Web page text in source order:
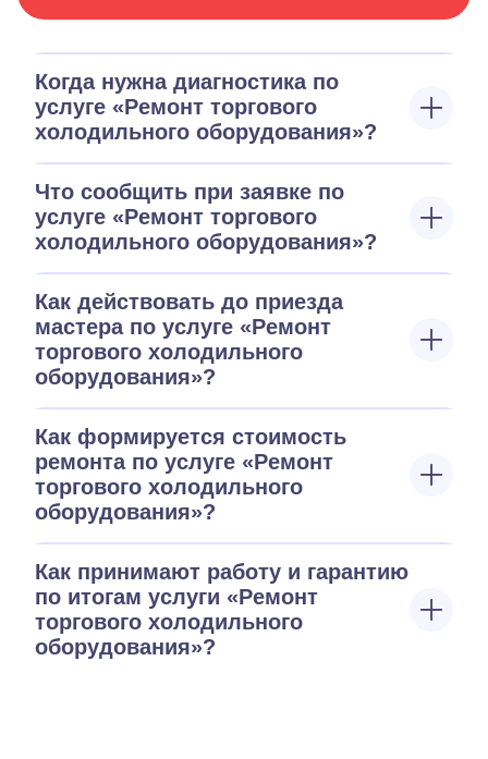
Когда нужна диагностика по
услуге «Ремонт торгового
холодильного оборудования»?
Что сообщить при заявке по
услуге «Ремонт торгового
холодильного оборудования»?
Как действовать до приезда
мастера по услуге «Ремонт
торгового холодильного
оборудования»?
Как формируется стоимость
ремонта по услуге «Ремонт
торгового холодильного
оборудования»?
Как принимают работу и гарантию
по итогам услуги «Ремонт
торгового холодильного
оборудования»?